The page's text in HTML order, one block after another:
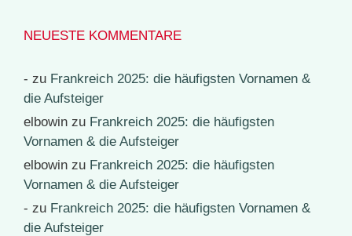
NEUESTE KOMMENTARE
- zu Frankreich 2025: die häufigsten Vornamen &
die Aufsteiger
elbowin zu Frankreich 2025: die häufigsten
Vornamen & die Aufsteiger
elbowin zu Frankreich 2025: die häufigsten
Vornamen & die Aufsteiger
- zu Frankreich 2025: die häufigsten Vornamen &
die Aufsteiger